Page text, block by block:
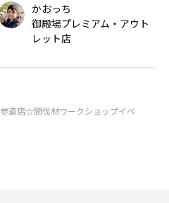
かおっち
御殿場プレミアム・アウト
レット店
道店☆間伐材ワークショップイベ